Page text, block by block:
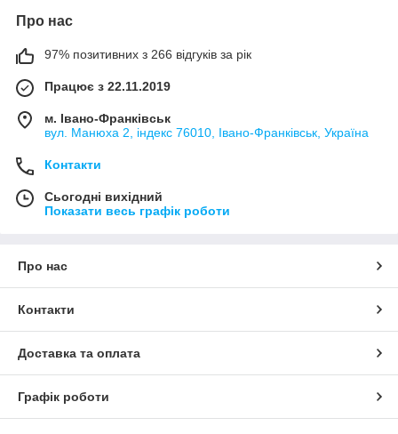
Про нас
97% позитивних з 266 відгуків за рік
Працює з 22.11.2019
м. Івано-Франківськ
вул. Манюха 2, індекс 76010, Івано-Франківськ, Україна
Контакти
Сьогодні вихідний
Показати весь графік роботи
Про нас
Контакти
Доставка та оплата
Графік роботи